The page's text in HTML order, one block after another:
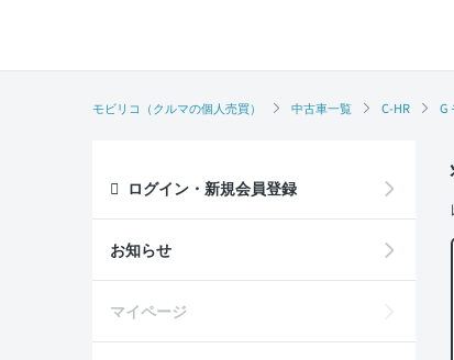
モビリコ（クルマの個人売買） 中古車一覧 C-HR G
ログイン・新規会員登録
お知らせ
マイページ